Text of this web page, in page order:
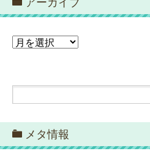
アーカイブ
ア
メタ情報